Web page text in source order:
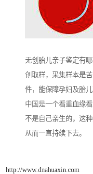
无创胎儿亲子鉴定有
创取样，采集样本是
件，能保障孕妇及胎儿
中国是一个看重血缘
不是自己亲生的，这
从而一直持续下去。
http://www.dnahuaxin.com